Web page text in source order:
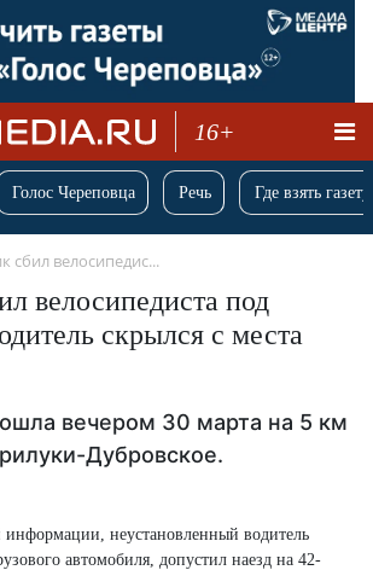
16+
Голос Череповца Речь Где взять
сбил велосипедис...
велосипедиста под
скрылся с места
вечером 30 марта на 5 км
Дубровское.
информации, неустановленный водитель
автомобиля, допустил наезд на 42-